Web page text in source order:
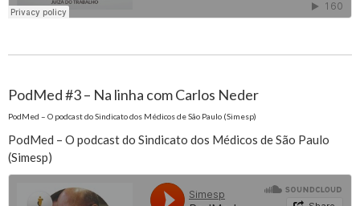
PodMed #3 – Na linha com Carlos Neder
PodMed – O podcast do Sindicato dos Médicos de São Paulo (Simesp)
PodMed – O podcast do Sindicato dos Médicos de São Paulo
(Simesp)